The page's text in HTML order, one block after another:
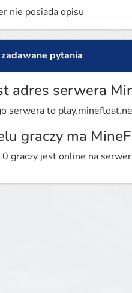
nie posiada opisu
pytania
adres serwera
serwera to
graczy ma
graczy jest online na